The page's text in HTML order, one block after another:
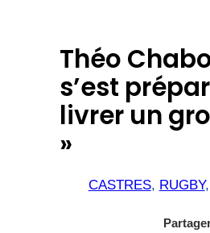
Théo
s’est
livrer un
»
CASTRES, RUGBY,